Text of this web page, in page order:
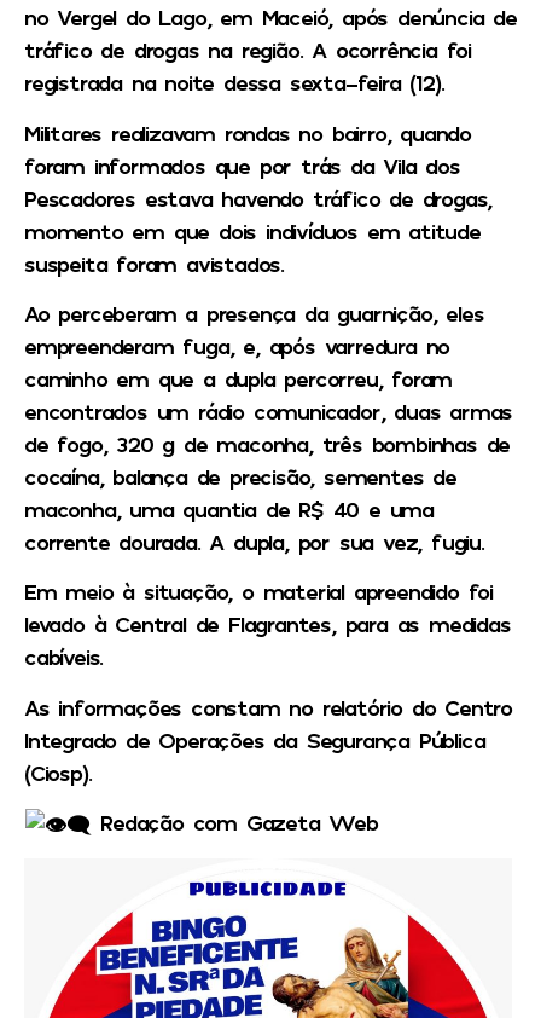
no Vergel do Lago, em Maceió, após denúncia de
tráfico de drogas na região. A ocorrência foi
registrada na noite dessa sexta-feira (12).
Militares realizavam rondas no bairro, quando
foram informados que por trás da Vila dos
Pescadores estava havendo tráfico de drogas,
momento em que dois indivíduos em atitude
suspeita foram avistados.
Ao perceberam a presença da guarnição, eles
empreenderam fuga, e, após varredura no
caminho em que a dupla percorreu, foram
encontrados um rádio comunicador, duas armas
de fogo, 320 g de maconha, três bombinhas de
cocaína, balança de precisão, sementes de
maconha, uma quantia de R$ 40 e uma
corrente dourada. A dupla, por sua vez, fugiu.
Em meio à situação, o material apreendido foi
levado à Central de Flagrantes, para as medidas
cabíveis.
As informações constam no relatório do Centro
Integrado de Operações da Segurança Pública
(Ciosp).
Redação com Gazeta Web